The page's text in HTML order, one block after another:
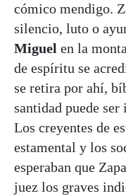
cómico mendigo.
silencio, luto o
Miguel en la
de espíritu se
se retira por ahí,
santidad puede
Los creyentes de
estamental y los
esperaban que
juez los graves